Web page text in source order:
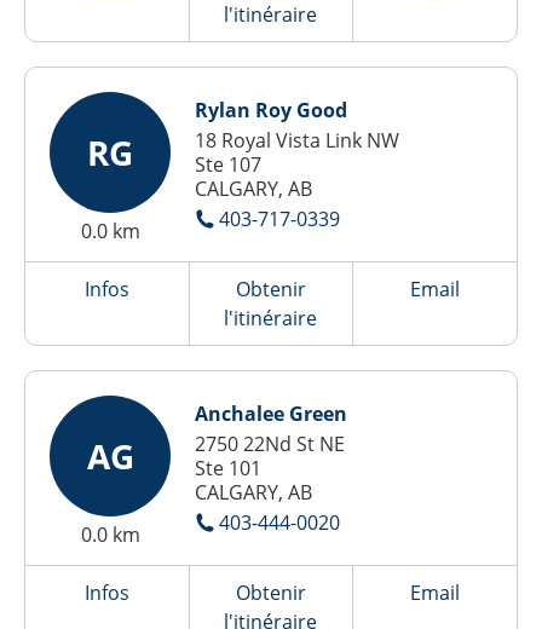
l'itinéraire
RG
0.0 km
Rylan Roy Good
18 Royal Vista Link NW
Ste 107
CALGARY, AB
403-717-0339
Infos
Obtenir
l'itinéraire
Email
AG
0.0 km
Anchalee Green
2750 22Nd St NE
Ste 101
CALGARY, AB
403-444-0020
Infos
Obtenir
l'itinéraire
Email